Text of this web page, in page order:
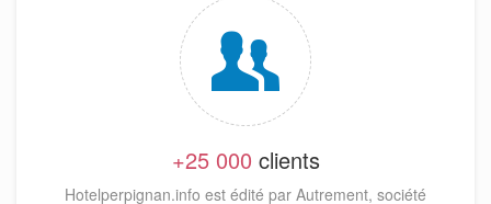
+25 000 clients
Hotelperpignan.info est édité par Autrement, société